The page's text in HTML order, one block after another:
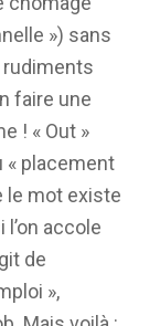
») sans
rudiments
faire une
! « Out »
« placement
le mot existe
accole
de
»,